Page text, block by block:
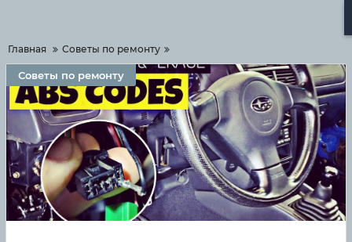
Главная Советы по ремонту
Советы по ремонту